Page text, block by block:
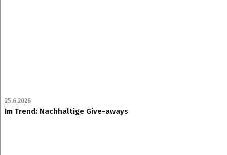
25.6.2026
Im Trend: Nachhaltige Give-aways